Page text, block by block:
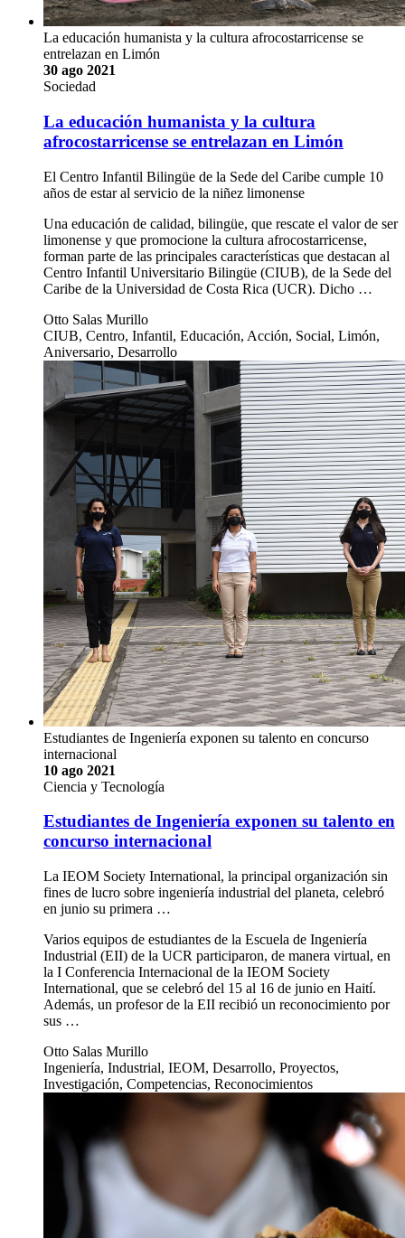
La educación humanista y la cultura afrocostarricense se
entrelazan en Limón
30 ago 2021
Sociedad
La educación humanista y la cultura
afrocostarricense se entrelazan en Limón
El Centro Infantil Bilingüe de la Sede del Caribe cumple 10
años de estar al servicio de la niñez limonense
Una educación de calidad, bilingüe, que rescate el valor de ser
limonense y que promocione la cultura afrocostarricense,
forman parte de las principales características que destacan al
Centro Infantil Universitario Bilingüe (CIUB), de la Sede del
Caribe de la Universidad de Costa Rica (UCR). Dicho …
Otto Salas Murillo
CIUB, Centro, Infantil, Educación, Acción, Social, Limón,
Aniversario, Desarrollo
Estudiantes de Ingeniería exponen su talento en concurso
internacional
10 ago 2021
Ciencia y Tecnología
Estudiantes de Ingeniería exponen su talento en
concurso internacional
La IEOM Society International, la principal organización sin
fines de lucro sobre ingeniería industrial del planeta, celebró
en junio su primera …
Varios equipos de estudiantes de la Escuela de Ingeniería
Industrial (EII) de la UCR participaron, de manera virtual, en
la I Conferencia Internacional de la IEOM Society
International, que se celebró del 15 al 16 de junio en Haití.
Además, un profesor de la EII recibió un reconocimiento por
sus …
Otto Salas Murillo
Ingeniería, Industrial, IEOM, Desarrollo, Proyectos,
Investigación, Competencias, Reconocimientos